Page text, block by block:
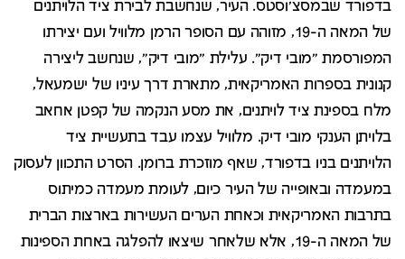
בדפורד שבמסצ'וסטס. העיר, שנחשבת לבירת ציד הלויתנים
של המאה ה-19, מזוהה עם הסופר הרמן מלוויל ועם יצירתו
המפורסמת "מובי דיק". עלילת "מובי דיק", שנחשב ליצירה
קנונית בספרות האמריקאית, מתארת דרך עיניו של ישמעאל,
מלח בספינת ציד לויתנים, את מסע הנקמה של קפטן אחאב
בלויתן הענקי מובי דיק. מלוויל עצמו עבד בתעשיית ציד
הלויתנים בניו בדפורד, שאף מוזכרת ברומן. הסרט התכוון לעסוק
במעמדה ובאופייה של העיר כיום, לעומת מעמדה כמיתוס
בתרבות האמריקאית וכאחת הערים העשירות בארצות הברית
של המאה ה-19, אלא שלאחר שיצאו להפלגה באחת הספינות